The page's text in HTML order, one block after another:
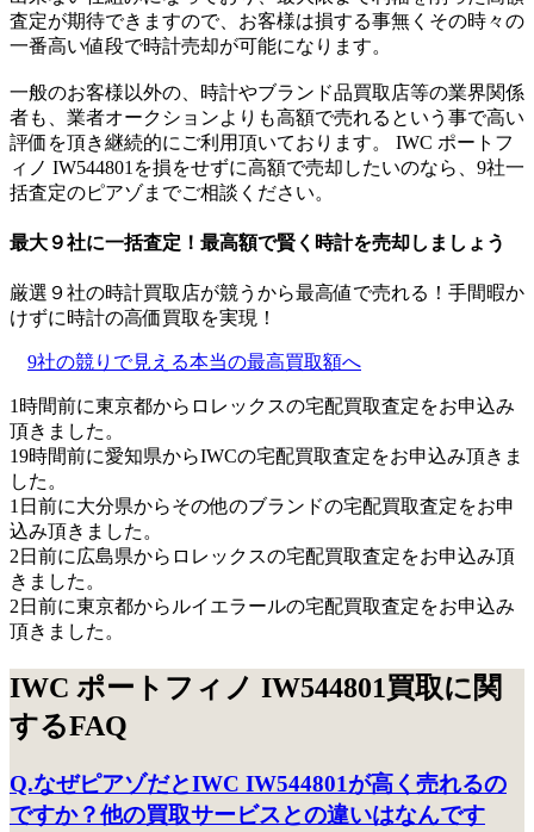
査定が期待できますので、お客様は損する事無くその時々の
一番高い値段で時計売却が可能になります。
一般のお客様以外の、時計やブランド品買取店等の業界関係
者も、業者オークションよりも高額で売れるという事で高い
評価を頂き継続的にご利用頂いております。 IWC ポートフ
ィノ IW544801を損をせずに高額で売却したいのなら、9社一
括査定のピアゾまでご相談ください。
最大９社に一括査定！ 最高額で賢く時計を売却しましょう
厳選９社の時計買取店が競うから最高値で売れる！手間暇か
けずに時計の高価買取を実現！
9社の競りで見える本当の最高買取額へ
1時間前に東京都からロレックスの宅配買取査定をお申込み
頂きました。
19時間前に愛知県からIWCの宅配買取査定をお申込み頂きま
した。
1日前に大分県からその他のブランドの宅配買取査定をお申
込み頂きました。
2日前に広島県からロレックスの宅配買取査定をお申込み頂
きました。
2日前に東京都からルイエラールの宅配買取査定をお申込み
頂きました。
IWC ポートフィノ IW544801買取に関
するFAQ
Q.なぜピアゾだとIWC IW544801が高く売れるの
ですか？他の買取サービスとの違いはなんです